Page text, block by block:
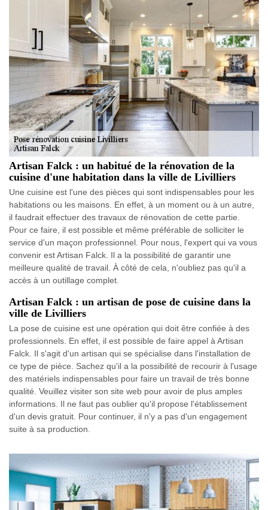
Artisan Falck : un habitué de la rénovation de la
cuisine d'une habitation dans la ville de Livilliers
Une cuisine est l'une des pièces qui sont indispensables pour les
habitations ou les maisons. En effet, à un moment ou à un autre,
il faudrait effectuer des travaux de rénovation de cette partie.
Pour ce faire, il est possible et même préférable de solliciter le
service d'un maçon professionnel. Pour nous, l'expert qui va vous
convenir est Artisan Falck. Il a la possibilité de garantir une
meilleure qualité de travail. À côté de cela, n'oubliez pas qu'il a
accès à un outillage complet.
Artisan Falck : un artisan de pose de cuisine dans la
ville de Livilliers
La pose de cuisine est une opération qui doit être confiée à des
professionnels. En effet, il est possible de faire appel à Artisan
Falck. Il s'agit d'un artisan qui se spécialise dans l'installation de
ce type de pièce. Sachez qu'il a la possibilité de recourir à l'usage
des matériels indispensables pour faire un travail de très bonne
qualité. Veuillez visiter son site web pour avoir de plus amples
informations. Il ne faut pas oublier qu'il propose l'établissement
d'un devis gratuit. Pour continuer, il n'y a pas d'un engagement
suite à sa production.